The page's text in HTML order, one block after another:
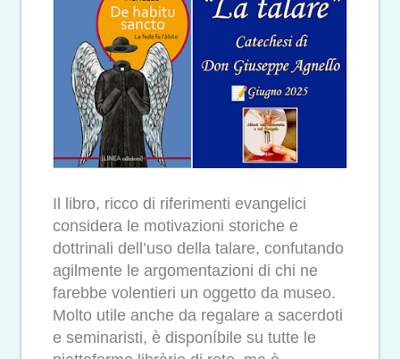
Il libro, ricco di riferimenti evangelici
considera le motivazioni storiche e
dottrinali dell’uso della talare, confutando
agilmente le argomentazioni di chi ne
farebbe volentieri un oggetto da museo.
Molto utile anche da regalare a sacerdoti
e seminaristi, è disponíbile su tutte le